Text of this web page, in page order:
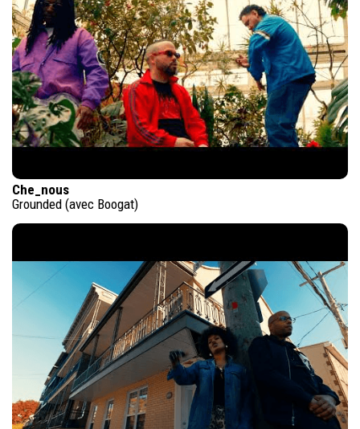
Che_nous
Grounded (avec Boogat)